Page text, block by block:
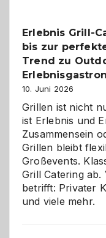
Erlebnis Grill-
bis zur
Trend zu
10. Juni 2026
Grillen ist nicht
ist Erlebnis und
Zusammensein
Grillen bleibt
Großevents.
Grill Catering ab.
betrifft: Privater
und viele mehr.